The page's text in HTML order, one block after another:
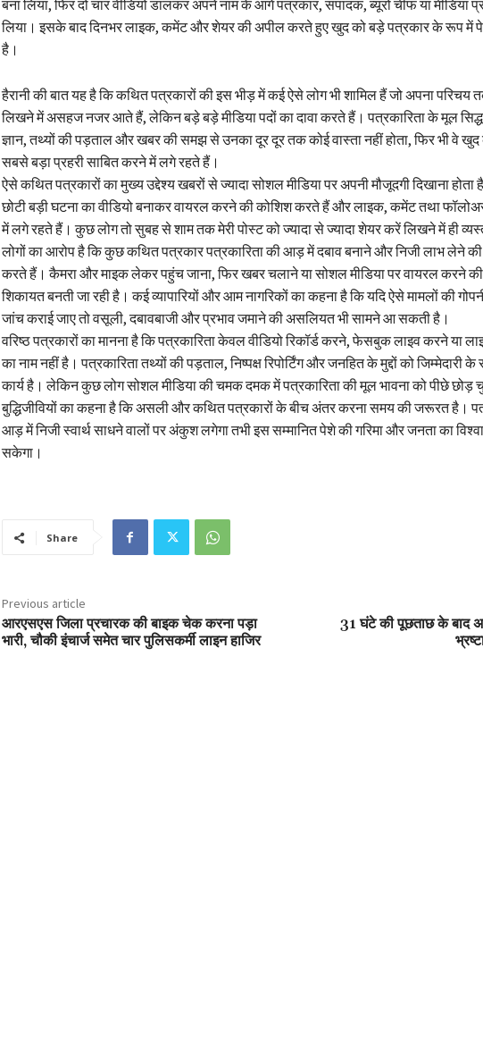
बना लिया, फिर दो चार वीडियो डालकर अपने नाम के आगे पत्रकार, संपादक, ब्यूरो चीफ या मीडिया
लिया। इसके बाद दिनभर लाइक, कमेंट और शेयर की अपील करते हुए खुद को बड़े पत्रकार के रूप में
है।
हैरानी की बात यह है कि कथित पत्रकारों की इस भीड़ में कई ऐसे लोग भी शामिल हैं जो अपना परिचय
लिखने में असहज नजर आते हैं, लेकिन बड़े बड़े मीडिया पदों का दावा करते हैं। पत्रकारिता के मूल
ज्ञान, तथ्यों की पड़ताल और खबर की समझ से उनका दूर दूर तक कोई वास्ता नहीं होता, फिर भी वे
सबसे बड़ा प्रहरी साबित करने में लगे रहते हैं।
ऐसे कथित पत्रकारों का मुख्य उद्देश्य खबरों से ज्यादा सोशल मीडिया पर अपनी मौजूदगी दिखाना
छोटी बड़ी घटना का वीडियो बनाकर वायरल करने की कोशिश करते हैं और लाइक, कमेंट तथा
में लगे रहते हैं। कुछ लोग तो सुबह से शाम तक मेरी पोस्ट को ज्यादा से ज्यादा शेयर करें लिखने में ही
लोगों का आरोप है कि कुछ कथित पत्रकार पत्रकारिता की आड़ में दबाव बनाने और निजी लाभ लेने
करते हैं। कैमरा और माइक लेकर पहुंच जाना, फिर खबर चलाने या सोशल मीडिया पर वायरल करने
शिकायत बनती जा रही है। कई व्यापारियों और आम नागरिकों का कहना है कि यदि ऐसे मामलों की
जांच कराई जाए तो वसूली, दबावबाजी और प्रभाव जमाने की असलियत भी सामने आ सकती है।
वरिष्ठ पत्रकारों का मानना है कि पत्रकारिता केवल वीडियो रिकॉर्ड करने, फेसबुक लाइव करने या
का नाम नहीं है। पत्रकारिता तथ्यों की पड़ताल, निष्पक्ष रिपोर्टिंग और जनहित के मुद्दों को जिम्मेदारी
कार्य है। लेकिन कुछ लोग सोशल मीडिया की चमक दमक में पत्रकारिता की मूल भावना को पीछे
बुद्धिजीवियों का कहना है कि असली और कथित पत्रकारों के बीच अंतर करना समय की जरूरत है।
आड़ में निजी स्वार्थ साधने वालों पर अंकुश लगेगा तभी इस सम्मानित पेशे की गरिमा और जनता का
सकेगा।
Share
Previous article
आरएसएस जिला प्रचारक की बाइक चेक करना पड़ा
भारी, चौकी इंचार्ज समेत चार पुलिसकर्मी लाइन हाजिर
31 घंटे की पूछताछ के बाद